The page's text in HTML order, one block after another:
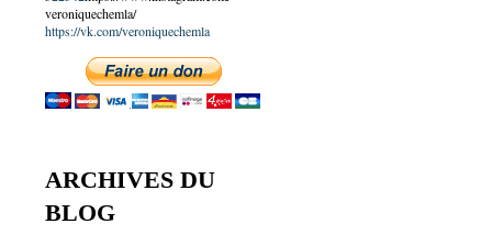
veroniquechemla/
https://vk.com/veroniquechemla
ARCHIVES DU
BLOG